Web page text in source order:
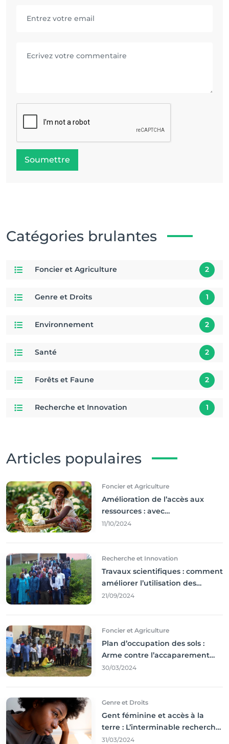
Soumettre
Catégories brulantes
Foncier et Agriculture 2
Genre et Droits 1
Environnement 2
Santé 2
Forêts et Faune 2
Recherche et Innovation 1
Articles populaires
Foncier et Agriculture
Amélioration de l’accès aux
ressources : avec
l'incontournable ’agriculture
11/10/2024
Recherche et Innovation
Travaux scientifiques : comment
améliorer l’utilisation des
résultats coince
21/09/2024
Foncier et Agriculture
Plan d’occupation des sols :
Arme contre l’accaparement
des terres
30/03/2024
Genre et Droits
Gent féminine et accès à la
terre : L’interminable recherche
des droits
31/03/2024